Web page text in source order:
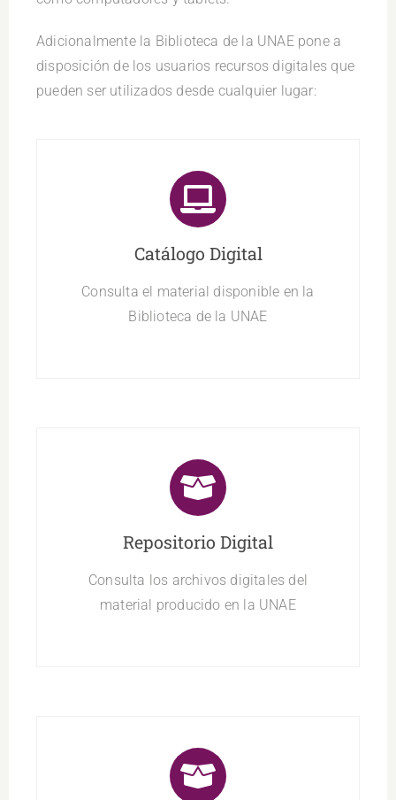
Adicionalmente la Biblioteca de la UNAE pone a
disposición de los usuarios recursos digitales que
pueden ser utilizados desde cualquier lugar:
Catálogo Digital
Consulta el material disponible en la
Biblioteca de la UNAE
Repositorio Digital
Consulta los archivos digitales del
material producido en la UNAE